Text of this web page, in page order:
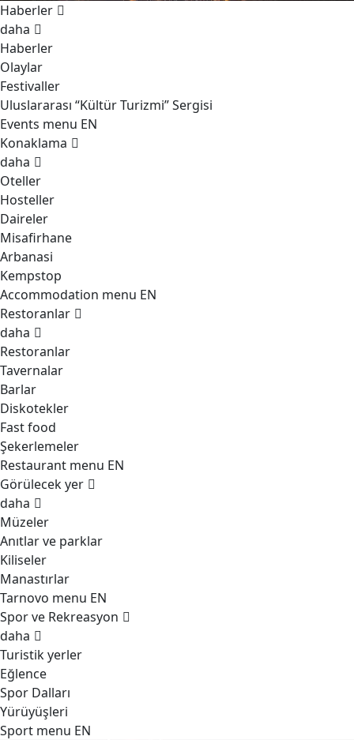
Haberler
daha
Haberler
Olaylar
Festivaller
Uluslararası “Kültür Turizmi” Sergisi
Events menu EN
Konaklama
daha
Oteller
Hosteller
Daireler
Misafirhane
Arbanasi
Kempstop
Accommodation menu EN
Restoranlar
daha
Restoranlar
Tavernalar
Barlar
Diskotekler
Fast food
Şekerlemeler
Restaurant menu EN
Görülecek yer
daha
Müzeler
Anıtlar ve parklar
Kiliseler
Manastırlar
Tarnovo menu EN
Spor ve Rekreasyon
daha
Turistik yerler
Eğlence
Spor Dalları
Yürüyüşleri
Sport menu EN